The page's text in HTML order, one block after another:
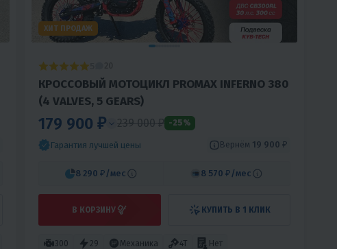
ХИТ ПРОДАЖ
КРОССОВЫЙ МОТОЦИКЛ PROMAX INFERNO 380
(4 VALVES, 5 GEARS)
179 900 ₽ 239 000 ₽ -25%
Гарантия лучшей цены Вернём 19 900 ₽
8 290 ₽ /мес 8 570 ₽ /мес
В КОРЗИНУ КУПИТЬ В 1 КЛИК
300 29 Механика 4T
Нет